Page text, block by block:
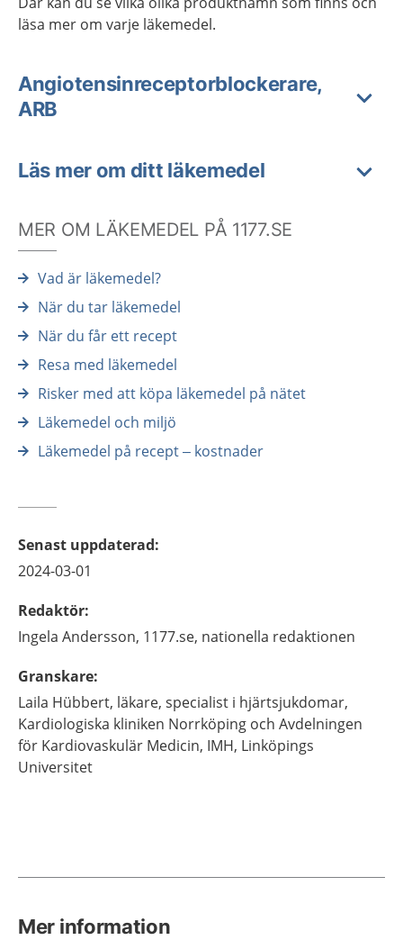
läsa mer om varje läkemedel.
Angiotensinreceptorblockerare,
ARB
Läs mer om ditt läkemedel
MER OM LÄKEMEDEL PÅ 1177.SE
Vad är läkemedel?
När du tar läkemedel
När du får ett recept
Resa med läkemedel
Risker med att köpa läkemedel på nätet
Läkemedel och miljö
Läkemedel på recept – kostnader
Senast uppdaterad:
2024-03-01
Redaktör:
Ingela Andersson, 1177.se, nationella redaktionen
Granskare:
Laila Hübbert, läkare, specialist i hjärtsjukdomar,
Kardiologiska kliniken Norrköping och Avdelningen
för Kardiovaskulär Medicin, IMH, Linköpings
Universitet
Mer information